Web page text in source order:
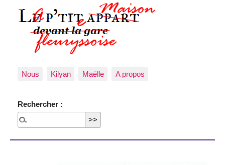
Nous Kilyan Maëlle A propos
Rechercher :